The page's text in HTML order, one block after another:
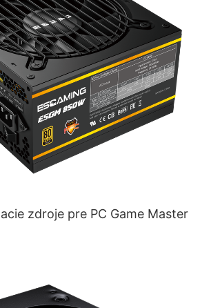
zdroje pre PC Game Master